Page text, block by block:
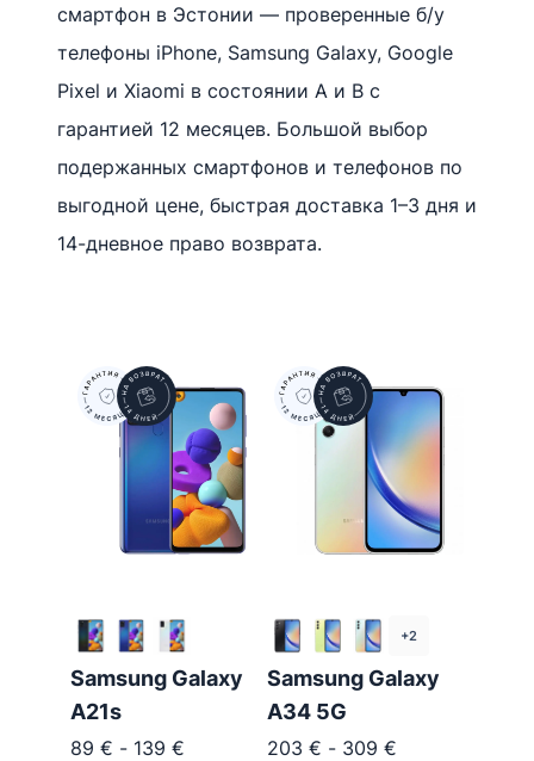
смартфон в Эстонии — проверенные б/у
телефоны iPhone, Samsung Galaxy, Google
Pixel и Xiaomi в состоянии A и B с
гарантией 12 месяцев. Большой выбор
подержанных смартфонов и телефонов по
выгодной цене, быстрая доставка 1–3 дня и
14-дневное право возврата.
Samsung Galaxy
A21s
89 € - 139 €
+2
Samsung Galaxy
A34 5G
203 € - 309 €